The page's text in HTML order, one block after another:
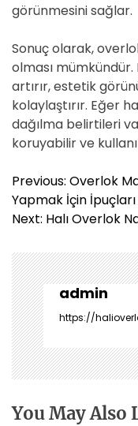
görünmesini sağlar.
Sonuç olarak,
olması mümkündür.
artırır, estetik
kolaylaştırır. Eğer
dağılma belirtileri
koruyabilir ve
Y
a
z
g
e
z
i
n
m
e
i
Previous: Overlok
Yapmak İçin İpuçları
Next: Halı Overlok
admin
https://
You May Also